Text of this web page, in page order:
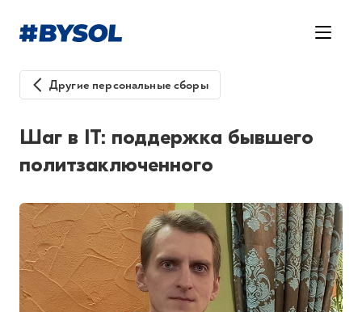
Другие персональные сборы
Шаг в IT: поддержка бывшего
политзаключенного